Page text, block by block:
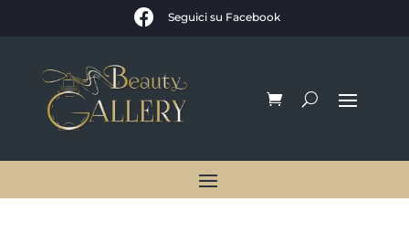
 Seguici su Facebook